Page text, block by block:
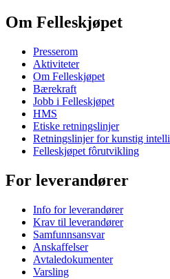
Om Felleskjøpet
Presserom
Aktiviteter
Om Felleskjøpet
Bærekraft
Jobb i Felleskjøpet
HMS
Etiske retningslinjer
Retningslinjer for kunstig
Felleskjøpet fôrutvikling
For leverandører
Info for leverandører
Krav til leverandører
Samfunnsansvar
Anskaffelser
Avtaledokumenter
Varsling